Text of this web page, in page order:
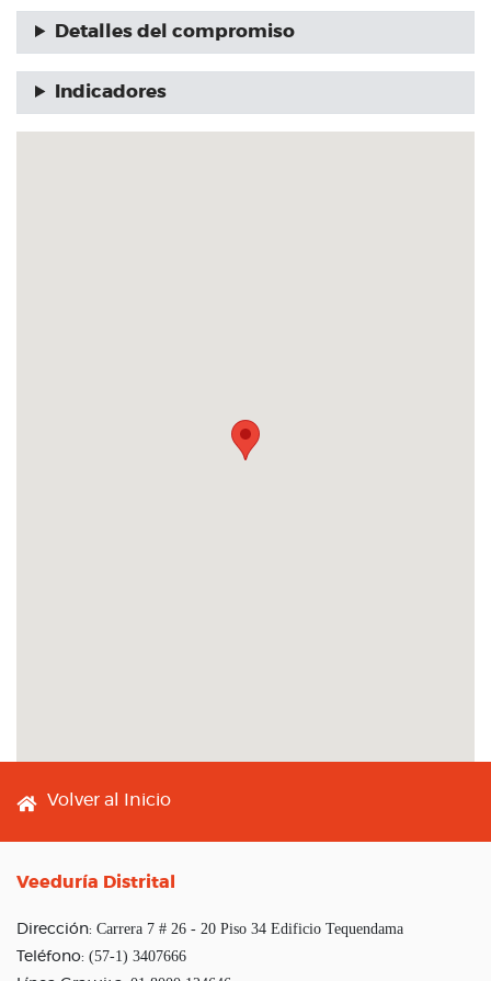
Detalles del compromiso
Indicadores
Footer menu
Volver al Inicio
Veeduría Distrital
Dirección: Carrera 7 # 26 - 20 Piso 34 Edificio Tequendama
Teléfono: (57-1) 3407666